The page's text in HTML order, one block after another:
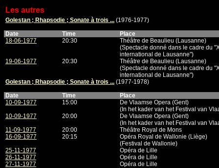
Les autres
Golestan ; Rhapsodie ; Sonate à trois ... (1976-1977)
Date
Time
Place
18-06-1977
20:30
Théâtre de Beaulieu (Lausanne)
(Spectacle donné dans le cadre du
international de Lausanne")
19-06-1977
20:30
Théâtre de Beaulieu (Lausanne)
(Spectacle donné dans le cadre du
international de Lausanne")
Golestan ; Rhapsodie ; Sonate à trois ... (1977-1978)
Date
Time
Place
10-09-1977
15:00
De Vlaamse Opera (Gent)
(In het kader van het Festival van
10-09-1977
20:00
De Vlaamse Opera (Gent)
(In het kader van het Festival van
11-09-1977
20:00
Théâtre Royal de Mons
16-09-1977
20:15
Opéra Royal de Wallonie (Liège)
(Festival de Wallonie)
25-11-1977
Opéra de Lille
26-11-1977
Opéra de Lille
27-11-1977
Opéra de Lille